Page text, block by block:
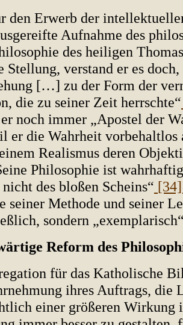
den Erwerb der
Aufnahme des
des heiligen
Stellung, verstand er es
[…] zu der Form der
die zu seiner Zeit herrschte“
noch immer „Apostel der
er die Wahrheit vorbehaltlos
Realismus deren
Philosophie ist
des bloßen Scheins“
seiner Methode und seiner
sondern
Reform des
für das Katholische
ihres Auftrags, die
einer größeren Wirkung